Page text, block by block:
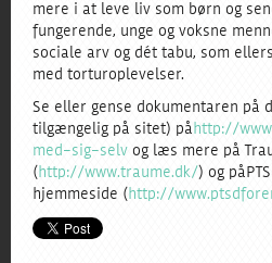
mere i at leve liv som børn og
fungerende, unge og voksne
sociale arv og dét tabu, som
med torturoplevelser.
Se eller gense dokumentaren på
tilgængelig på sitet) påhttp://
med-sig-selv og læs mere på
(http://www.traume.dk/) og på
hjemmeside (http://